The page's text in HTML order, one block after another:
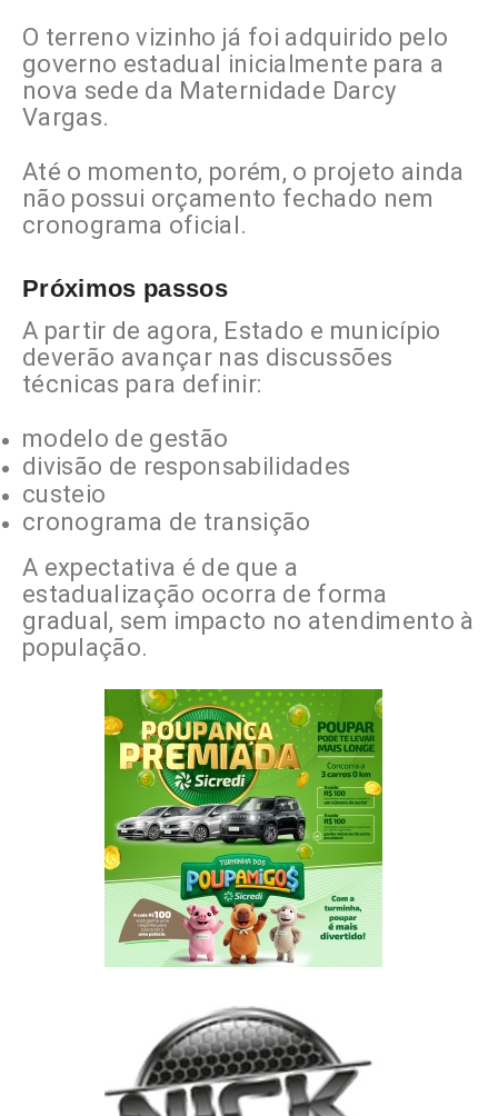
O terreno vizinho já foi adquirido pelo
governo estadual inicialmente para a
nova sede da Maternidade Darcy
Vargas.
Até o momento, porém, o projeto ainda
não possui orçamento fechado nem
cronograma oficial.
Próximos passos
A partir de agora, Estado e município
deverão avançar nas discussões
técnicas para definir:
modelo de gestão
divisão de responsabilidades
custeio
cronograma de transição
A expectativa é de que a
estadualização ocorra de forma
gradual, sem impacto no atendimento à
população.